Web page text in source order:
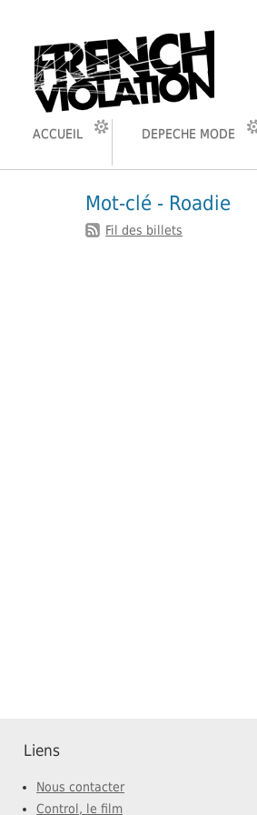
ACCUEIL DEPECHE MODE
Mot-clé - Roadie
Fil des billets
Liens
Nous contacter
Control, le film